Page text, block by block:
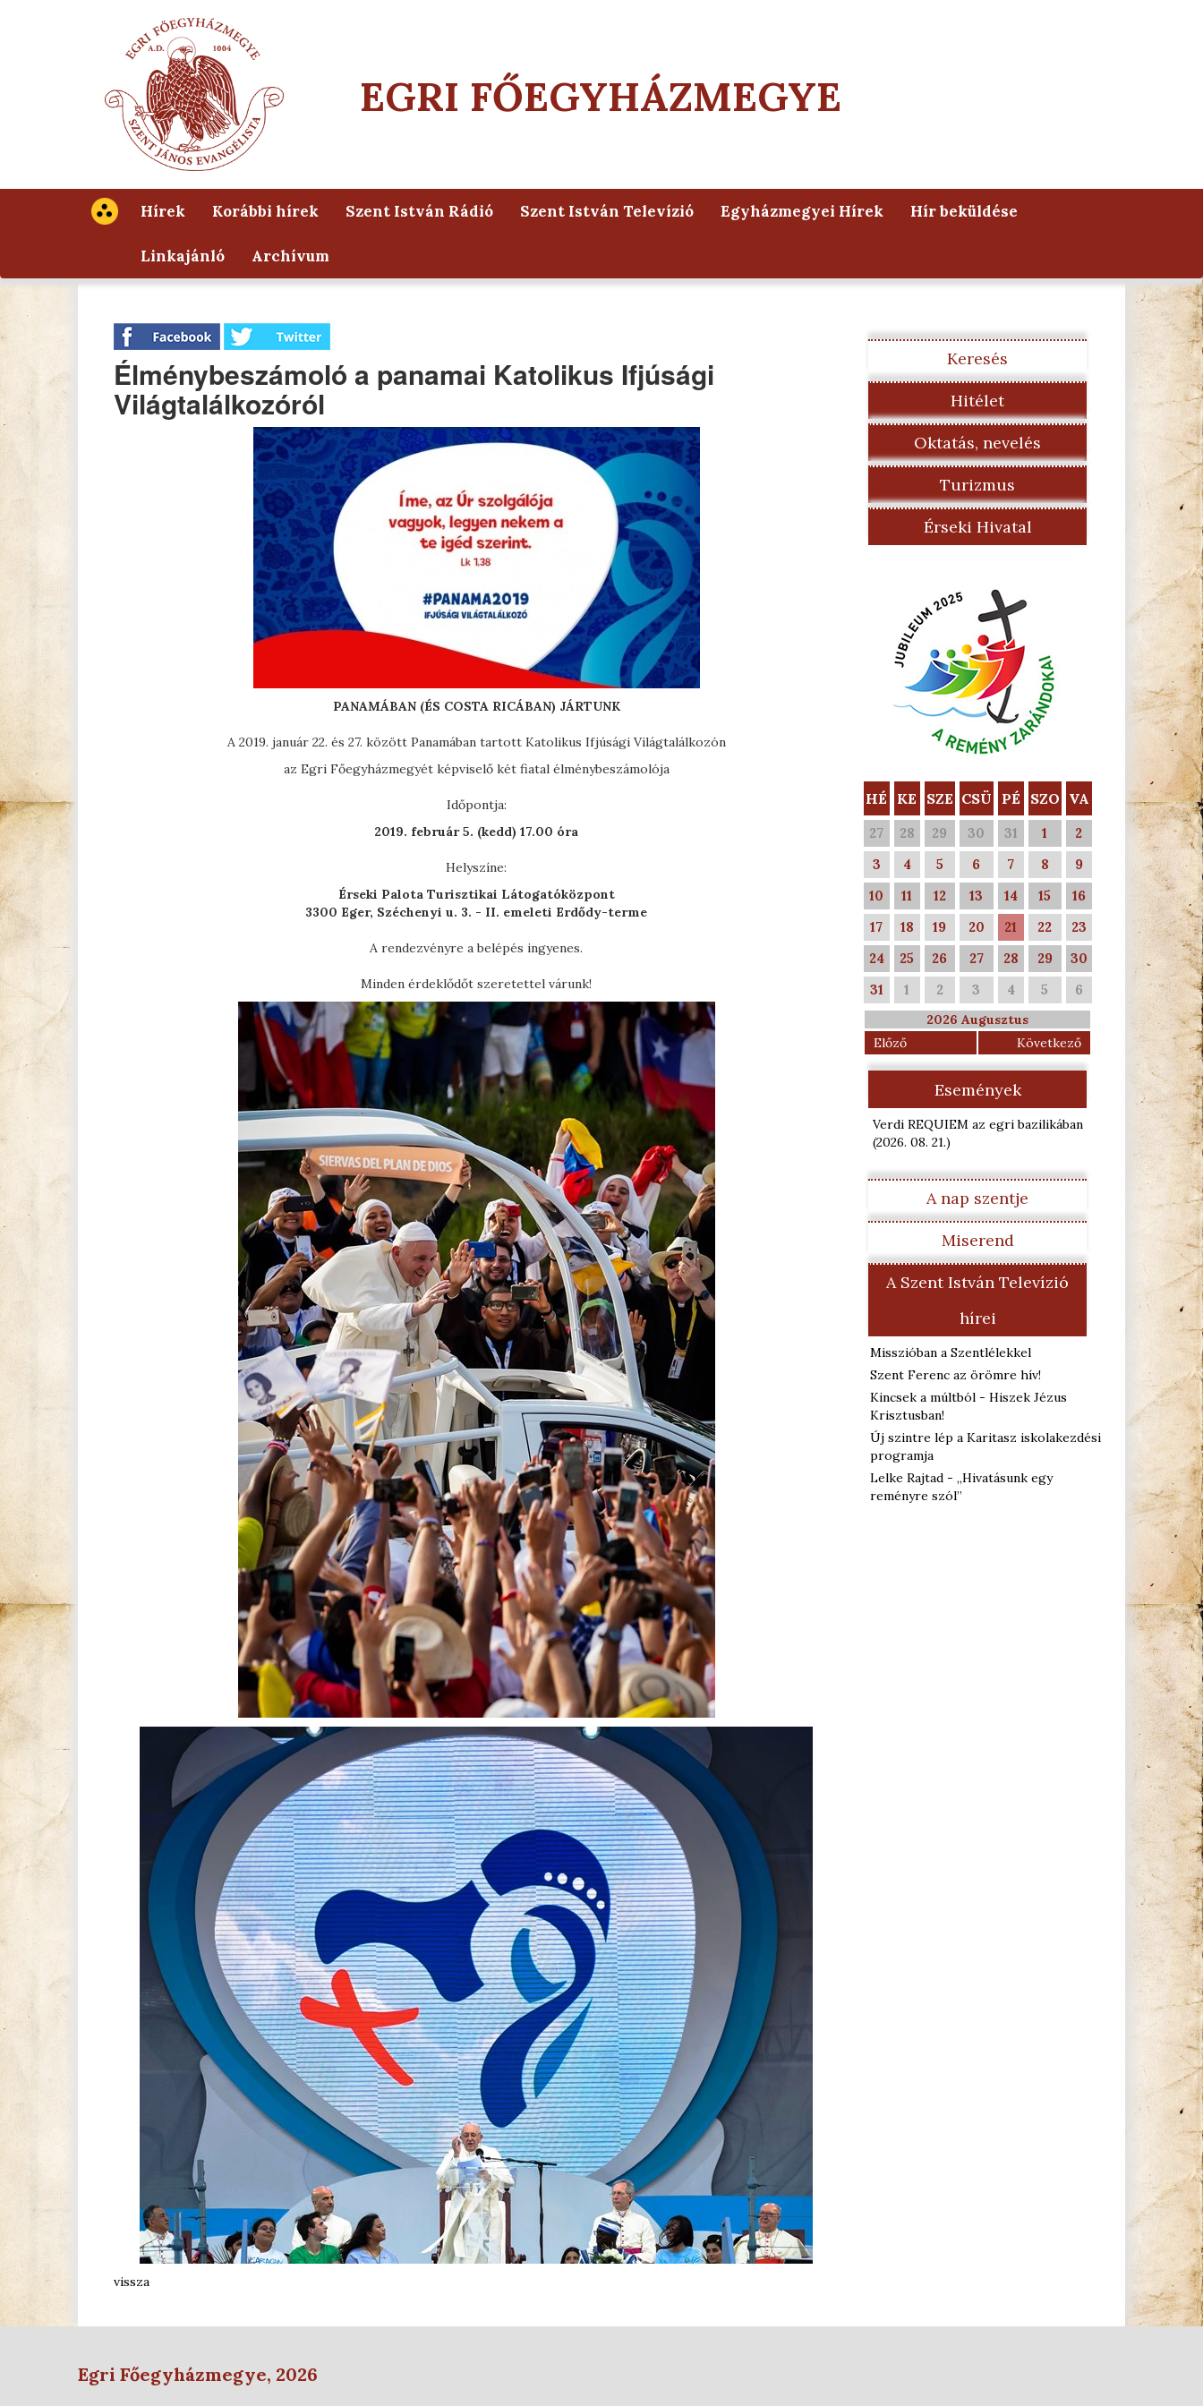
EGRI FŐEGYHÁZMEGYE
Hírek Korábbi hírek Szent István Rádió Szent István Televízió Egyházmegyei Hírek Hír beküldése
Linkajánló Archívum
Élménybeszámoló a panamai Katolikus Ifjúsági
Világtalálkozóról
PANAMÁBAN (ÉS COSTA RICÁBAN) JÁRTUNK
A 2019. január 22. és 27. között Panamában tartott Katolikus Ifjúsági Világtalálkozón
az Egri Főegyházmegyét képviselő két fiatal élménybeszámolója
Időpontja:
2019. február 5. (kedd) 17.00 óra
Helyszíne:
Érseki Palota Turisztikai Látogatóközpont
3300 Eger, Széchenyi u. 3. - II. emeleti Erdődy-terme
A rendezvényre a belépés ingyenes.
Minden érdeklődőt szeretettel várunk!
vissza
Keresés
Hitélet
Oktatás, nevelés
Turizmus
Érseki Hivatal
HÉ KE SZE CSÜ PÉ SZO VA
27 28 29 30 31 1
2
3
4 5 6 7 8
9
10
11 12 13 14 15
16
17
18 19 20 21 22
23
24
25 26 27 28 29
30
31
1 2 3 4 5 6
2026 Augusztus
Előző
Következő
Események
Verdi REQUIEM az egri bazilikában
(2026. 08. 21.)
A nap szentje
Miserend
A Szent István Televízió
hírei
Misszióban a Szentlélekkel
Szent Ferenc az örömre hív!
Kincsek a múltból - Hiszek Jézus
Krisztusban!
Új szintre lép a Karitasz iskolakezdési
programja
Lelke Rajtad - „Hivatásunk egy
reményre szól”
Egri Főegyházmegye, 2026